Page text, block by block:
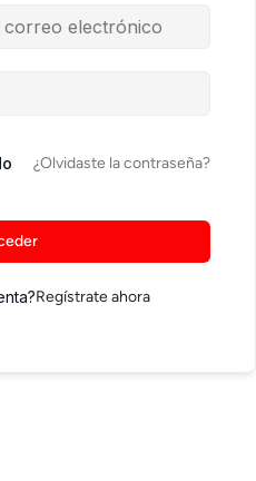
¿Olvidaste la contraseña?
Regístrate ahora